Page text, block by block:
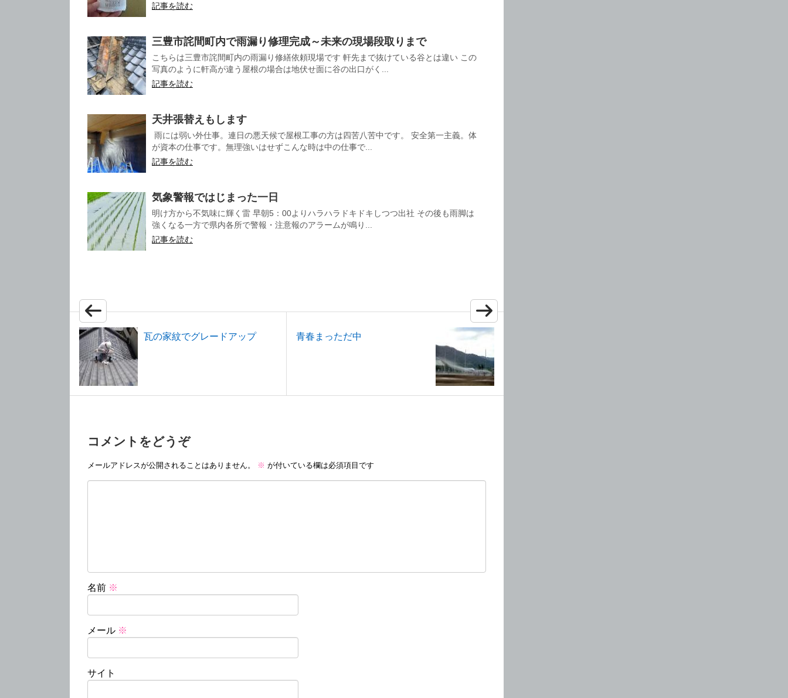
記事を読む
三豊市詫間町内で雨漏り修理完成～未来の現場段取りまで
こちらは三豊市詫間町内の雨漏り修繕依頼現場です 軒先まで抜けている谷とは違い この
写真のように軒高が違う屋根の場合は地伏せ面に谷の出口がく...
記事を読む
天井張替えもします
雨には弱い外仕事。連日の悪天候で屋根工事の方は四苦八苦中です。 安全第一主義。体
が資本の仕事です。無理強いはせずこんな時は中の仕事で...
記事を読む
気象警報ではじまった一日
明け方から不気味に輝く雷 早朝5：00よりハラハラドキドキしつつ出社 その後も雨脚は
強くなる一方で県内各所で警報・注意報のアラームが鳴り...
記事を読む
瓦の家紋でグレードアップ 青春まっただ中
コメントをどうぞ
メールアドレスが公開されることはありません。 ※ が付いている欄は必須項目です
名前 ※
メール ※
サイト